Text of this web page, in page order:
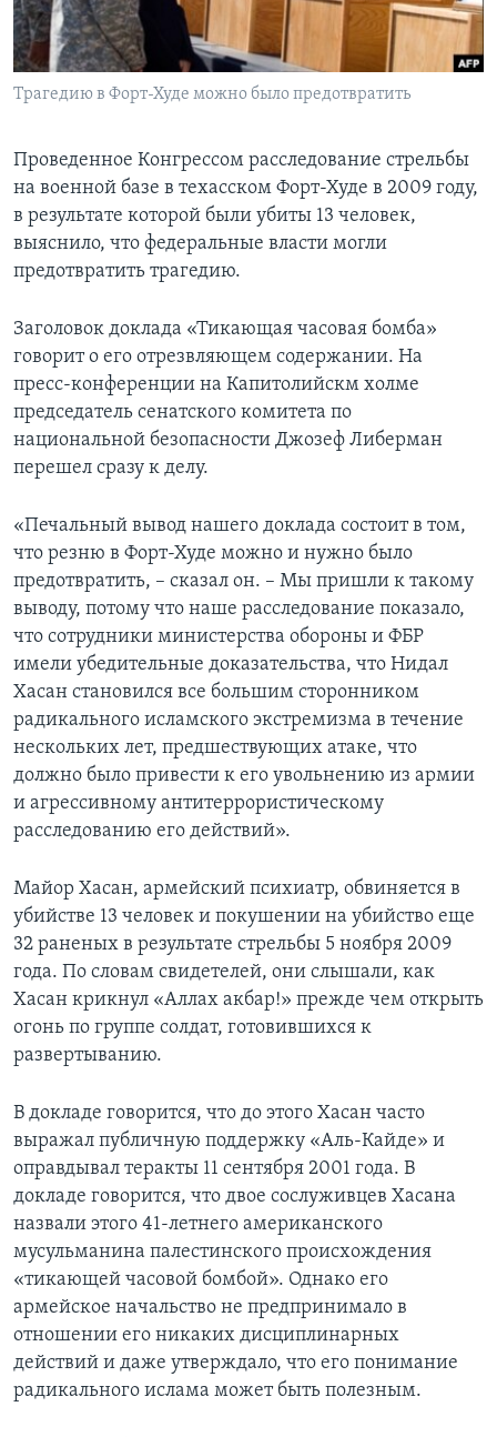
Learning English
СОЦИАЛЬНЫЕ СЕТИ
Трагедию в Форт-Худе можно было предотвратить
Проведенное Конгрессом расследование стрельбы
на военной базе в техасском Форт-Худе в 2009 году,
в результате которой были убиты 13 человек,
выяснило, что федеральные власти могли
предотвратить трагедию.
Заголовок доклада «Тикающая часовая бомба»
говорит о его отрезвляющем содержании. На
пресс-конференции на Капитолийскм холме
председатель сенатского комитета по
национальной безопасности Джозеф Либерман
перешел сразу к делу.
«Печальный вывод нашего доклада состоит в том,
что резню в Форт-Худе можно и нужно было
предотвратить, – сказал он. – Мы пришли к такому
выводу, потому что наше расследование показало,
что сотрудники министерства обороны и ФБР
имели убедительные доказательства, что Нидал
Хасан становился все большим сторонником
радикального исламского экстремизма в течение
нескольких лет, предшествующих атаке, что
должно было привести к его увольнению из армии
и агрессивному антитеррористическому
расследованию его действий».
Майор Хасан, армейский психиатр, обвиняется в
убийстве 13 человек и покушении на убийство еще
32 раненых в результате стрельбы 5 ноября 2009
года. По словам свидетелей, они слышали, как
Хасан крикнул «Аллах акбар!» прежде чем открыть
огонь по группе солдат, готовившихся к
развертыванию.
В докладе говорится, что до этого Хасан часто
выражал публичную поддержку «Аль-Кайде» и
оправдывал теракты 11 сентября 2001 года. В
докладе говорится, что двое сослуживцев Хасана
назвали этого 41-летнего американского
мусульманина палестинского происхождения
«тикающей часовой бомбой». Однако его
армейское начальство не предпринимало в
отношении его никаких дисциплинарных
действий и даже утверждало, что его понимание
радикального ислама может быть полезным.